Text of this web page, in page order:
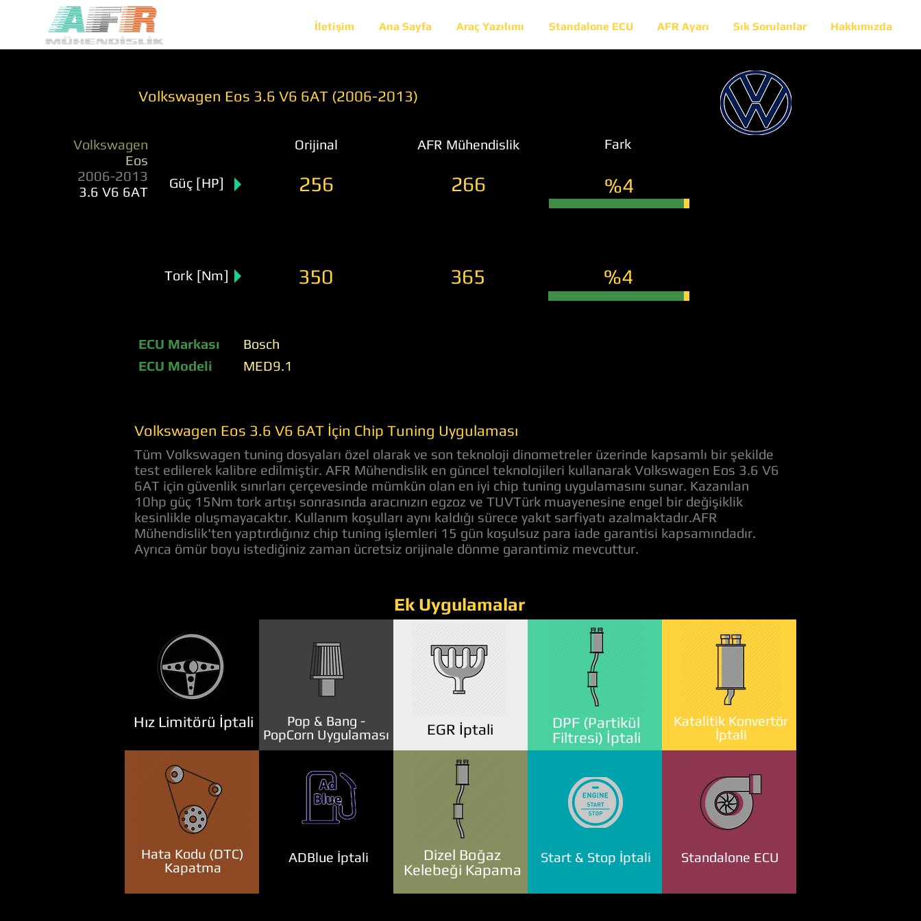
İletişim Ana Sayfa Araç Yazılımı Standalone ECU AFR Ayarı Sık Sorulanlar Hakkımızda
Volkswagen Eos 3.6 V6 6AT (2006-2013)
Volkswagen
Eos
2006-2013
3.6 V6 6AT
Orijinal AFR Mühendislik Fark
Güç [HP] 256 266 %4
Tork [Nm] 350 365 %4
ECU Markası
ECU Modeli
Bosch
MED9.1
Volkswagen Eos 3.6 V6 6AT İçin Chip Tuning Uygulaması
Tüm Volkswagen tuning dosyaları özel olarak ve son teknoloji dinometreler üzerinde kapsamlı bir şekilde
test edilerek kalibre edilmiştir. AFR Mühendislik en güncel teknolojileri kullanarak Volkswagen Eos 3.6 V6
6AT için güvenlik sınırları çerçevesinde mümkün olan en iyi chip tuning uygulamasını sunar. Kazanılan
10hp güç 15Nm tork artışı sonrasında aracınızın egzoz ve TUVTürk muayenesine engel bir değişiklik
kesinlikle oluşmayacaktır. Kullanım koşulları aynı kaldığı sürece yakıt sarfiyatı azalmaktadır.AFR
Mühendislik'ten yaptırdığınız chip tuning işlemleri 15 gün koşulsuz para iade garantisi kapsamındadır.
Ayrıca ömür boyu istediğiniz zaman ücretsiz orijinale dönme garantimiz mevcuttur.
Ek Uygulamalar
Hız Limitörü İptali
Pop & Bang -
PopCorn Uygulaması
DPF (Partikül
Filtresi) İptali
Katalitik Konvertör
İptali
EGR İptali
Hata Kodu (DTC)
Kapatma
ADBlue İptali
Dizel Boğaz
Kelebeği Kapama
Start & Stop İptali Standalone ECU